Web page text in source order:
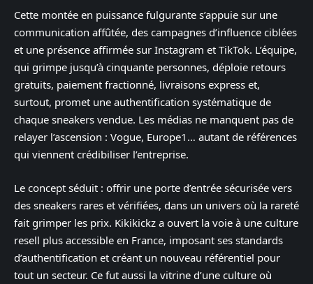
Cette montée en puissance fulgurante s’appuie sur une
communication affûtée, des campagnes d’influence ciblées
et une présence affirmée sur Instagram et TikTok. L’équipe,
qui grimpe jusqu’à cinquante personnes, déploie retours
gratuits, paiement fractionné, livraisons express et,
surtout, promet une authentification systématique de
chaque sneakers vendue. Les médias ne manquent pas de
relayer l’ascension : Vogue, Europe1… autant de références
qui viennent crédibiliser l’entreprise.
Le concept séduit : offrir une porte d’entrée sécurisée vers
des sneakers rares et vérifiées, dans un univers où la rareté
fait grimper les prix. Kikikickz a ouvert la voie à une culture
resell plus accessible en France, imposant ses standards
d’authentification et créant un nouveau référentiel pour
tout un secteur. Ce fut aussi la vitrine d’une culture où